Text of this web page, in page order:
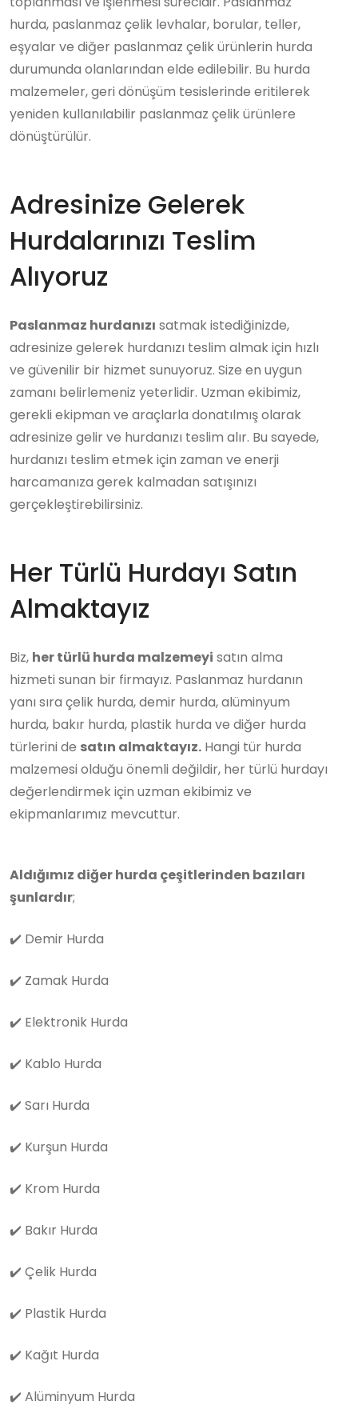
hurda, paslanmaz çelik levhalar, borular, teller,
eşyalar ve diğer paslanmaz çelik ürünlerin hurda
durumunda olanlarından elde edilebilir. Bu hurda
malzemeler, geri dönüşüm tesislerinde eritilerek
yeniden kullanılabilir paslanmaz çelik ürünlere
dönüştürülür.
Adresinize Gelerek
Hurdalarınızı Teslim
Alıyoruz
Paslanmaz hurdanızı satmak istediğinizde,
adresinize gelerek hurdanızı teslim almak için hızlı
ve güvenilir bir hizmet sunuyoruz. Size en uygun
zamanı belirlemeniz yeterlidir. Uzman ekibimiz,
gerekli ekipman ve araçlarla donatılmış olarak
adresinize gelir ve hurdanızı teslim alır. Bu sayede,
hurdanızı teslim etmek için zaman ve enerji
harcamanıza gerek kalmadan satışınızı
gerçekleştirebilirsiniz.
Her Türlü Hurdayı Satın
Almaktayız
Biz, her türlü hurda malzemeyi satın alma
hizmeti sunan bir firmayız. Paslanmaz hurdanın
yanı sıra çelik hurda, demir hurda, alüminyum
hurda, bakır hurda, plastik hurda ve diğer hurda
türlerini de satın almaktayız. Hangi tür hurda
malzemesi olduğu önemli değildir, her türlü hurdayı
değerlendirmek için uzman ekibimiz ve
ekipmanlarımız mevcuttur.
Aldığımız diğer hurda çeşitlerinden bazıları
şunlardır;
✔️ Demir Hurda
✔️ Zamak Hurda
✔️ Elektronik Hurda
✔️ Kablo Hurda
✔️ Sarı Hurda
✔️ Kurşun Hurda
✔️ Krom Hurda
✔️ Bakır Hurda
✔️ Çelik Hurda
✔️ Plastik Hurda
✔️ Kağıt Hurda
✔️ Alüminyum Hurda